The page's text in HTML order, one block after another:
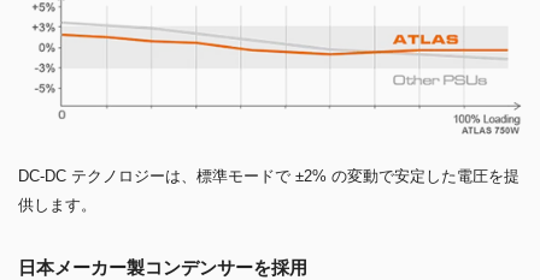
DC-DC テクノロジーは、標準モードで ±2% の変動で安定した電圧を提
供します。
日本メーカー製コンデンサーを採用